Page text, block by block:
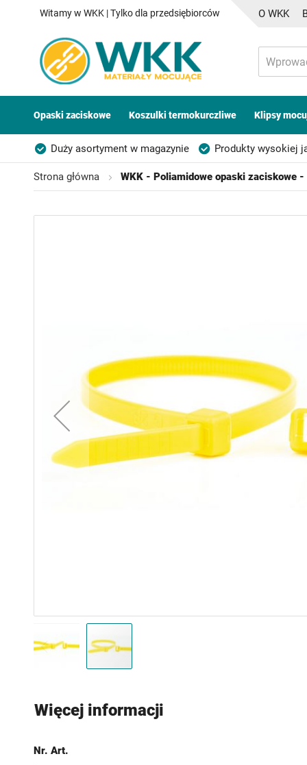
Witamy w WKK | Tylko dla przedsiębiorców O WKK
Opaski zaciskowe Koszulki termokurczliwe Klipsy
Duży asortyment w magazynie Produkty wysokiej
Możliwość własnego etykietowania
Strona główna WKK - Poliamidowe opaski zaciskowe
początek
Więcej informacji
Nr. Art.